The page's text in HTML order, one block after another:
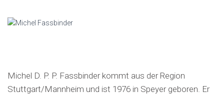
h
Michel D. P. P. Fassbinder kommt aus der Region
Stuttgart/Mannheim und ist 1976 in Speyer geboren. Er